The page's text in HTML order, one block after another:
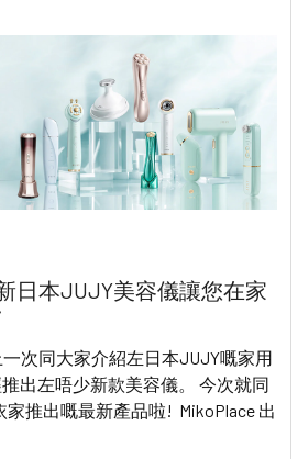
日本JUJY美容儀讓您在家
次同大家介紹左日本JUJY嘅家用
出左唔少新款美容儀。 今次就同
推出嘅最新產品啦! MikoPlace 出